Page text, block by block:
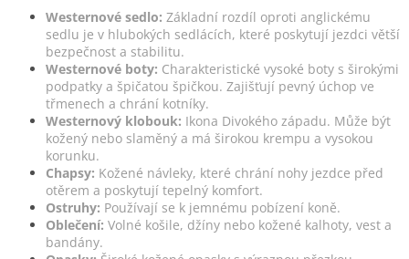
c
í
r
v
k
y
v
p
i
s
u
Westernové sedlo: Základní rozdíl oproti anglickému
sedlu je v hlubokých sedlácích, které poskytují jezdci větší
bezpečnost a stabilitu.
Westernové boty: Charakteristické vysoké boty s širokými
podpatky a špičatou špičkou. Zajišťují pevný úchop ve
třmenech a chrání kotníky.
Westernový klobouk: Ikona Divokého západu. Může být
kožený nebo slaměný a má širokou krempu a vysokou
korunku.
Chapsy: Kožené návleky, které chrání nohy jezdce před
otěrem a poskytují tepelný komfort.
Ostruhy: Používají se k jemnému pobízení koně.
Oblečení: Volné košile, džíny nebo kožené kalhoty, vest a
bandány.